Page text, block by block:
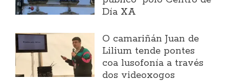
Día XA
O camariñán Juan de
Lilium tende pontes
coa lusofonía a través
dos videoxogos